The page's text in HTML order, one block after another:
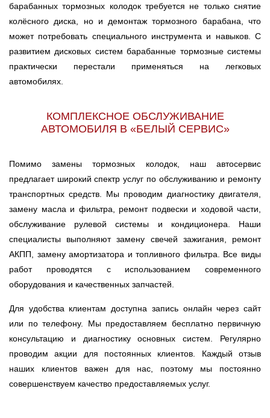
барабанных тормозных колодок требуется не только снятие
колёсного диска, но и демонтаж тормозного барабана, что
может потребовать специального инструмента и навыков. С
развитием дисковых систем барабанные тормозные системы
практически перестали применяться на легковых
автомобилях.
КОМПЛЕКСНОЕ ОБСЛУЖИВАНИЕ
АВТОМОБИЛЯ В «БЕЛЫЙ СЕРВИС»
Помимо замены тормозных колодок, наш автосервис
предлагает широкий спектр услуг по обслуживанию и ремонту
транспортных средств. Мы проводим диагностику двигателя,
замену масла и фильтра, ремонт подвески и ходовой части,
обслуживание рулевой системы и кондиционера. Наши
специалисты выполняют замену свечей зажигания, ремонт
АКПП, замену амортизатора и топливного фильтра. Все виды
работ проводятся с использованием современного
оборудования и качественных запчастей.
Для удобства клиентам доступна запись онлайн через сайт
или по телефону. Мы предоставляем бесплатно первичную
консультацию и диагностику основных систем. Регулярно
проводим акции для постоянных клиентов. Каждый отзыв
наших клиентов важен для нас, поэтому мы постоянно
совершенствуем качество предоставляемых услуг.